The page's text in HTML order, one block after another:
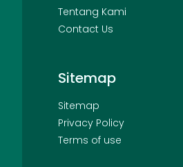
Tentang Kami
Contact Us
Sitemap
Sitemap
Privacy Policy
Terms of use